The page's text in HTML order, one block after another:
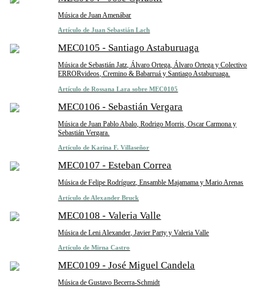
Música de Juan Amenábar
Artículo de Juan Sebastián Lach
MEC0105 - Santiago Astaburuaga
Música de Sebastián Jatz, Álvaro Ortega, Álvaro Ortega y Colectivo
ERRORvideos, Cremino & Babarruá y Santiago Astaburuaga.
Artículo de Rossana Lara sobre MEC0105
MEC0106 - Sebastián Vergara
Música de Juan Pablo Abalo, Rodrigo Morris, Oscar Carmona y
Sebastián Vergara.
Artículo de Karina F. Villaseñor
MEC0107 - Esteban Correa
Música de Felipe Rodríguez, Ensamble Majamama y Mario Arenas
Artículo de Alexander Bruck
MEC0108 - Valeria Valle
Música de Leni Alexander, Javier Party y Valeria Valle
Artículo de Mirna Castro
MEC0109 - José Miguel Candela
Música de Gustavo Becerra-Schmidt